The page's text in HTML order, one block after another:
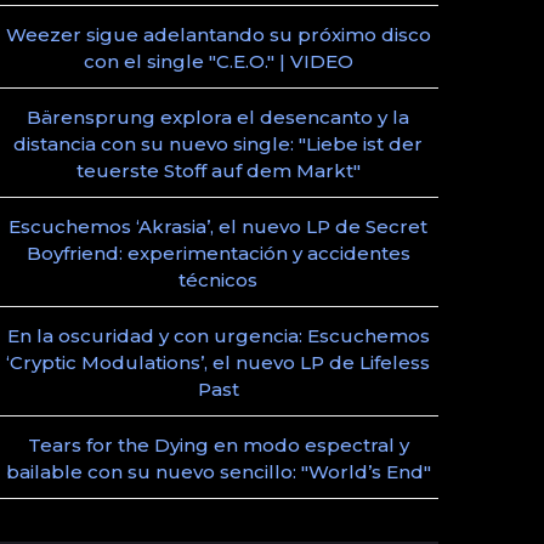
Weezer sigue adelantando su próximo disco
con el single "C.E.O." | VIDEO
Bärensprung explora el desencanto y la
distancia con su nuevo single: "Liebe ist der
teuerste Stoff auf dem Markt"
Escuchemos ‘Akrasia’, el nuevo LP de Secret
Boyfriend: experimentación y accidentes
técnicos
En la oscuridad y con urgencia: Escuchemos
‘Cryptic Modulations’, el nuevo LP de Lifeless
Past
Tears for the Dying en modo espectral y
bailable con su nuevo sencillo: "World’s End"